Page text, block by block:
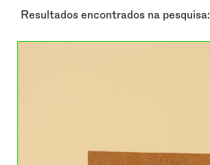
Resultados encontrados na pesquisa: